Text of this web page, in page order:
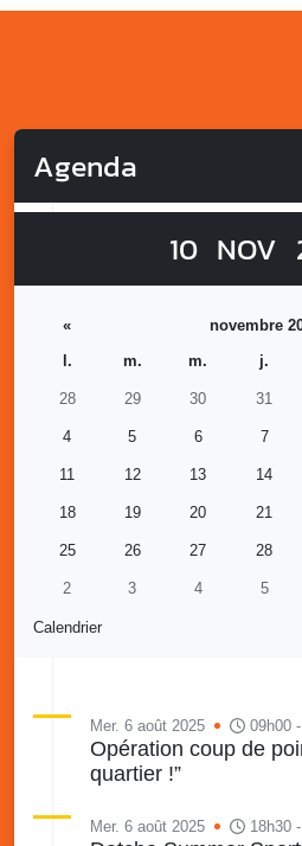
Agenda
10 NOV
Calendrier
« novembre
l.
m. m. j.
28 29 30 31
4 5 6 7
11 12 13 14
18 19 20 21
25 26 27 28
2 3 4 5
Mer. 6 août 2025 09h00
Opération coup de
quartier !”
Mer. 6 août 2025 18h30